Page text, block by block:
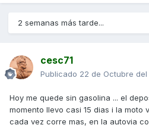
2 semanas más tarde...
cesc71
Publicado 22 de Octubre del
Hoy me quede sin gasolina ... el
momento llevo casi 15 dias i la moto
cada vez corre mas, en la autovia